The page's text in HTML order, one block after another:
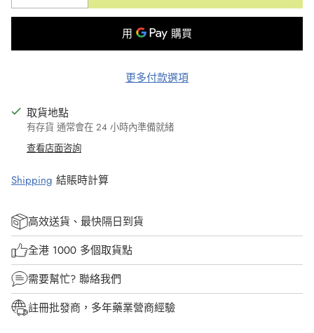
更多付款選項
取貨地點
有存貨 通常會在 24 小時內準備就緒
查看店面咨詢
Shipping 結賬時計算
高效送貨、最快隔日到貨
全港 1000 多個取貨點
需要幫忙? 聯絡我們
註冊批發商，多年藥業營商經驗